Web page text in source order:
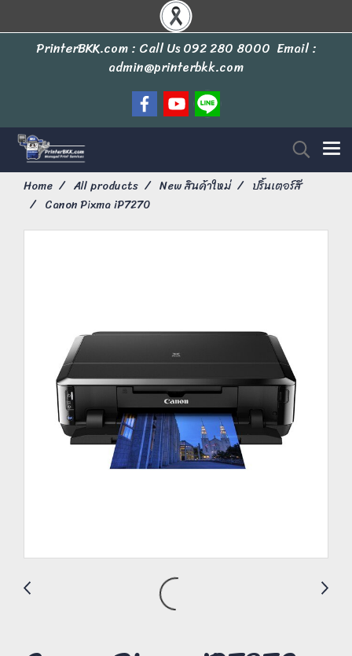
PrinterBKK.com : Call Us092 280 8000 Email :
admin@printerbkk.com
Home All products New สินค้าใหม่
ปริ้นเตอร์สี
Canon Pixma iP7270